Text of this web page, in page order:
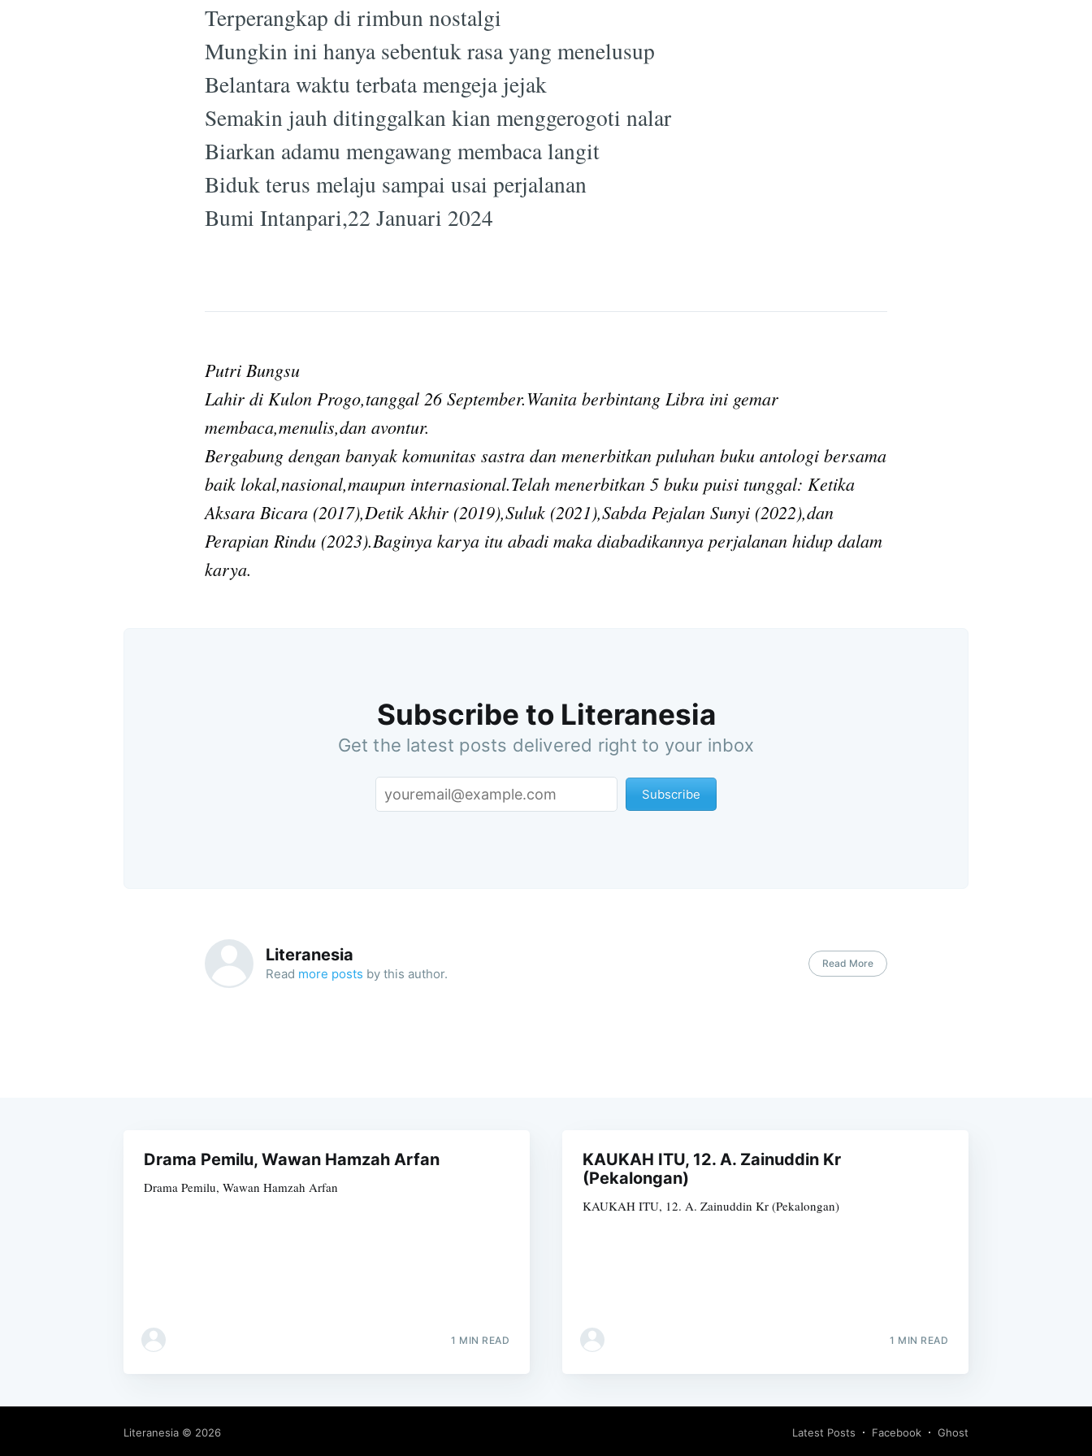
Terperangkap di rimbun nostalgi
Mungkin ini hanya sebentuk rasa yang menelusup
Belantara waktu terbata mengeja jejak
Semakin jauh ditinggalkan kian menggerogoti nalar
Biarkan adamu mengawang membaca langit
Biduk terus melaju sampai usai perjalanan
Bumi Intanpari,22 Januari 2024
Putri Bungsu
Lahir di Kulon Progo,tanggal 26 September.Wanita berbintang Libra ini gemar
membaca,menulis,dan avontur.
Bergabung dengan banyak komunitas sastra dan menerbitkan puluhan buku antologi bersama
baik lokal,nasional,maupun internasional.Telah menerbitkan 5 buku puisi tunggal: Ketika
Aksara Bicara (2017),Detik Akhir (2019),Suluk (2021),Sabda Pejalan Sunyi (2022),dan
Perapian Rindu (2023).Baginya karya itu abadi maka diabadikannya perjalanan hidup dalam
karya.
Subscribe to Literanesia
Get the latest posts delivered right to your inbox
Subscribe
Literanesia
Read more posts by this author.
Read More
Drama Pemilu, Wawan Hamzah Arfan
Drama Pemilu, Wawan Hamzah Arfan
1 MIN READ
KAUKAH ITU, 12. A. Zainuddin Kr
(Pekalongan)
KAUKAH ITU, 12. A. Zainuddin Kr (Pekalongan)
1 MIN READ
Literanesia © 2026 Latest Posts Facebook Ghost